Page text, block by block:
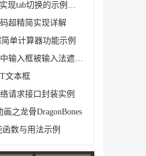
使用forEach和ES6实现tab切换的示例代码
超精简实现详解
单计算器功能示例
完美解决手机网页中输入框被输入法遮挡的问题
文本框
请求接口封装实例
画之龙骨DragonBones
数与用法示例